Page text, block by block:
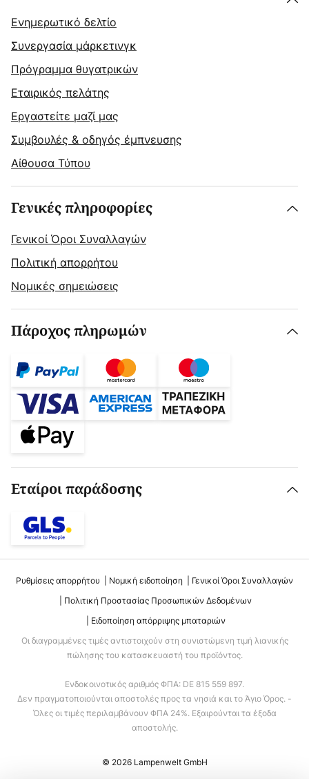
Ενημερωτικό δελτίο
Συνεργασία μάρκετινγκ
Πρόγραμμα θυγατρικών
Εταιρικός πελάτης
Εργαστείτε μαζί μας
Συμβουλές & οδηγός έμπνευσης
Αίθουσα Τύπου
Γενικές πληροφορίες
Γενικοί Όροι Συναλλαγών
Πολιτική απορρήτου
Νομικές σημειώσεις
Πάροχος πληρωμών
Εταίροι παράδοσης
Ρυθμίσεις απορρήτου Νομική ειδοποίηση
Γενικοί Όροι Συναλλαγών
Πολιτική Προστασίας Προσωπικών Δεδομένων
Ειδοποίηση απόρριψης μπαταριών
Οι διαγραμμένες τιμές αντιστοιχούν στη συνιστώμενη τιμή λιανικής
πώλησης του κατασκευαστή του προϊόντος.
Ενδοκοινοτικός αριθμός ΦΠΑ: DE 815 559 897.
Δεν πραγματοποιούνται αποστολές προς τα νησιά και το Άγιο Όρος. -
Όλες οι τιμές περιλαμβάνουν ΦΠΑ 24%. Εξαιρούνται τα έξοδα
αποστολής.
© 2026 Lampenwelt GmbH